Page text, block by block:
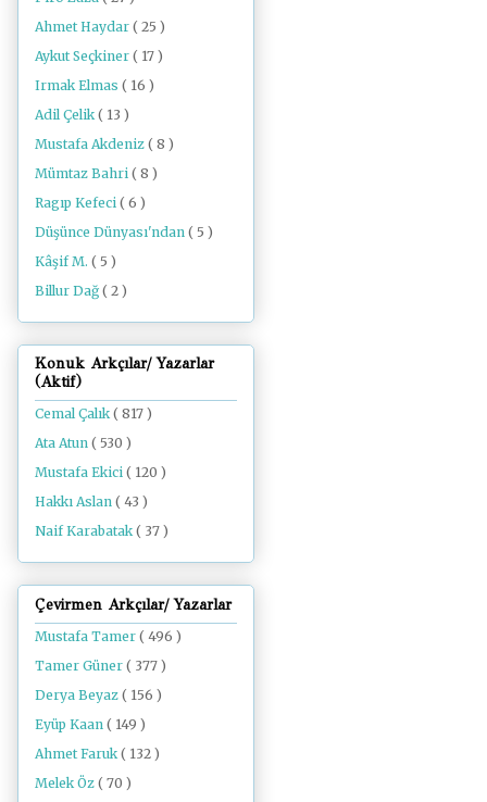
Ahmet Haydar ( 25 )
Aykut Seçkiner ( 17 )
Irmak Elmas ( 16 )
Adil Çelik ( 13 )
Mustafa Akdeniz ( 8 )
Mümtaz Bahri ( 8 )
Ragıp Kefeci ( 6 )
Düşünce Dünyası'ndan ( 5 )
Kâşif M. ( 5 )
Billur Dağ ( 2 )
Konuk Arkçılar/ Yazarlar
(Aktif)
Cemal Çalık( 817 )
Ata Atun ( 530 )
Mustafa Ekici ( 120 )
Hakkı Aslan ( 43 )
Naif Karabatak( 37 )
Çevirmen Arkçılar/ Yazarlar
Mustafa Tamer ( 496 )
Tamer Güner ( 377 )
Derya Beyaz ( 156 )
Eyüp Kaan ( 149 )
Ahmet Faruk ( 132 )
Melek Öz ( 70 )